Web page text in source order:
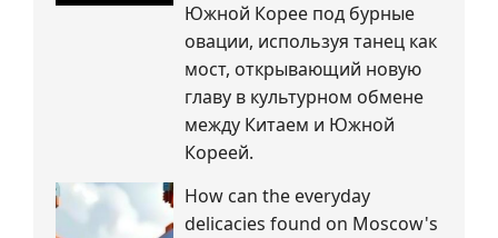
Южной Корее под бурные
овации, используя танец как
мост, открывающий новую
главу в культурном обмене
между Китаем и Южной
Кореей.
How can the everyday
delicacies found on Moscow's